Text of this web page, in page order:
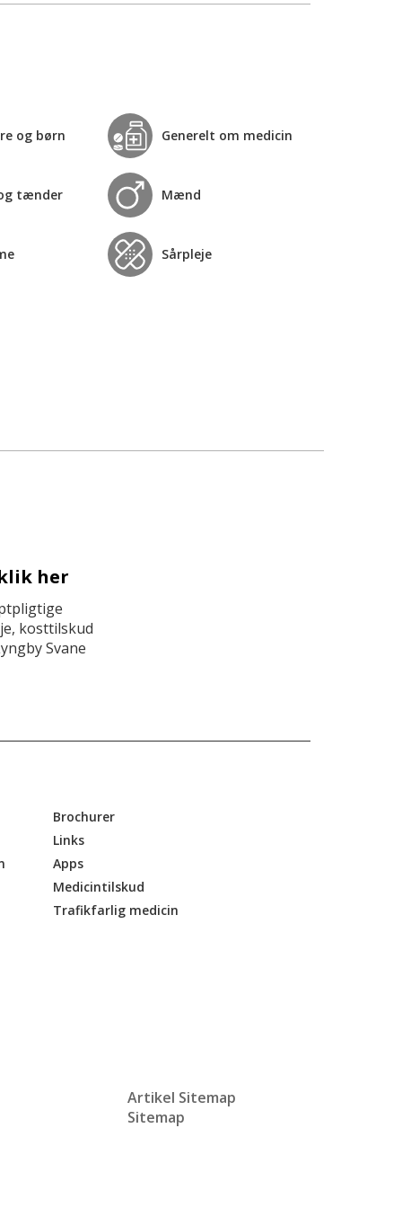
og børn Generelt om medicin
tænder Mænd
Sårpleje
her
kosttilskud
Svane
Brochurer
Links
Apps
Medicintilskud
Trafikfarlig medicin
Artikel Sitemap
Sitemap